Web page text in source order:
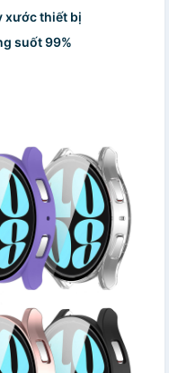
xước thiết bị
suốt 99%